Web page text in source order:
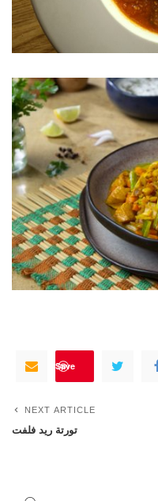
Save
NEXT ARTICLE
تورتة ريد فلفت